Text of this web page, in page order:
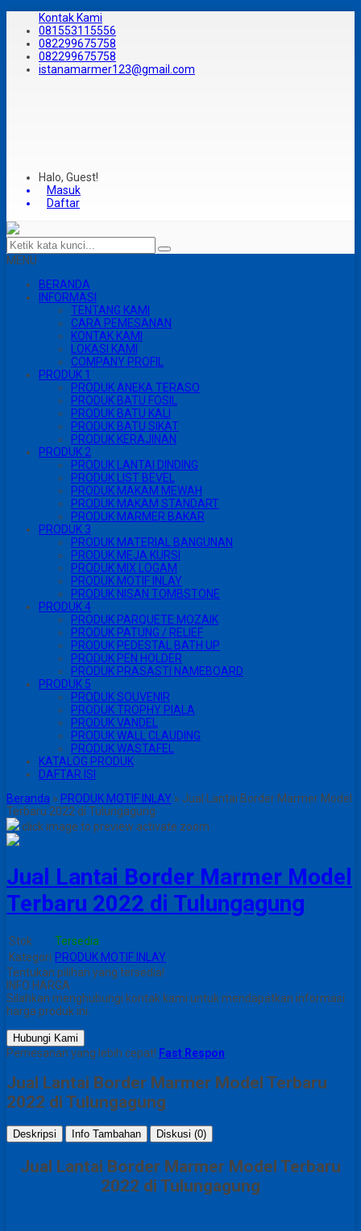
Kontak Kami
081553115556
082299675758
082299675758
istanamarmer123@gmail.com
Halo, Guest!
Masuk
Daftar
MENU
BERANDA
INFORMASI
TENTANG KAMI
CARA PEMESANAN
KONTAK KAMI
LOKASI KAMI
COMPANY PROFIL
PRODUK 1
PRODUK ANEKA TERASO
PRODUK BATU FOSIL
PRODUK BATU KALI
PRODUK BATU SIKAT
PRODUK KERAJINAN
PRODUK 2
PRODUK LANTAI DINDING
PRODUK LIST BEVEL
PRODUK MAKAM MEWAH
PRODUK MAKAM STANDART
PRODUK MARMER BAKAR
PRODUK 3
PRODUK MATERIAL BANGUNAN
PRODUK MEJA KURSI
PRODUK MIX LOGAM
PRODUK MOTIF INLAY
PRODUK NISAN TOMBSTONE
PRODUK 4
PRODUK PARQUETE MOZAIK
PRODUK PATUNG / RELIEF
PRODUK PEDESTAL BATH UP
PRODUK PEN HOLDER
PRODUK PRASASTI NAMEBOARD
PRODUK 5
PRODUK SOUVENIR
PRODUK TROPHY PIALA
PRODUK VANDEL
PRODUK WALL CLAUDING
PRODUK WASTAFEL
KATALOG PRODUK
DAFTAR ISI
Beranda » PRODUK MOTIF INLAY » Jual Lantai Border Marmer Model
Terbaru 2022 di Tulungagung
click image to preview activate zoom
Jual Lantai Border Marmer Model
Terbaru 2022 di Tulungagung
Stok
Tersedia
Kategori PRODUK MOTIF INLAY
Tentukan pilihan yang tersedia!
INFO HARGA
Silahkan menghubungi kontak kami untuk mendapatkan informasi
harga produk ini.
Hubungi Kami
Pemesanan yang lebih cepat! Fast Respon
Jual Lantai Border Marmer Model Terbaru
2022 di Tulungagung
Deskripsi Info Tambahan Diskusi (0)
Jual Lantai Border Marmer Model Terbaru
2022 di Tulungagung